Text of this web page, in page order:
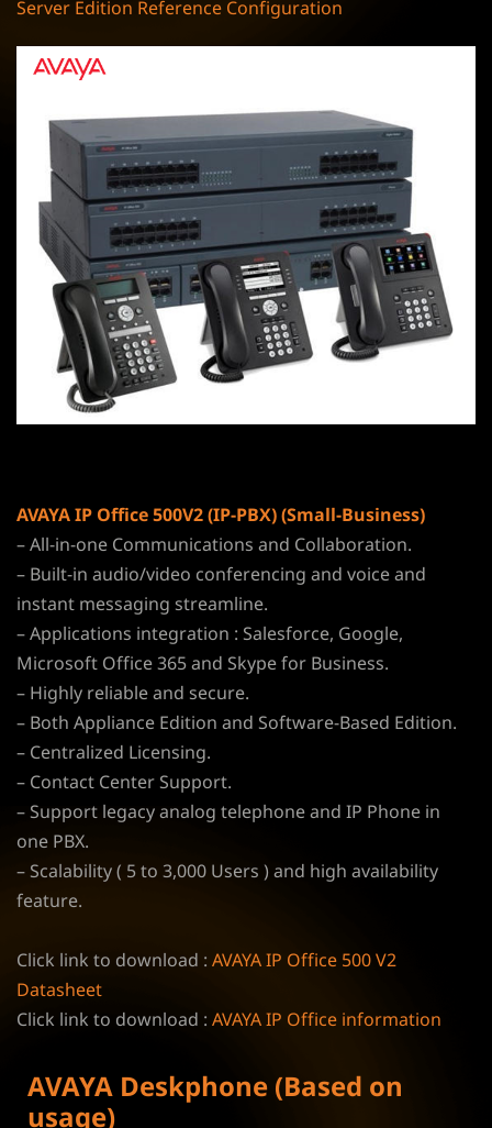
Server Edition Reference Configuration
AVAYA IP Office 500V2 (IP-PBX) (Small-Business)
– All-in-one Communications and Collaboration.
– Built-in audio/video conferencing and voice and
instant messaging streamline.
– Applications integration : Salesforce, Google,
Microsoft Office 365 and Skype for Business.
– Highly reliable and secure.
– Both Appliance Edition and Software-Based Edition.
– Centralized Licensing.
– Contact Center Support.
– Support legacy analog telephone and IP Phone in
one PBX.
– Scalability ( 5 to 3,000 Users ) and high availability
feature.
Click link to download : AVAYA IP Office 500 V2
Datasheet
Click link to download : AVAYA IP Office information
AVAYA Deskphone (Based on
usage)